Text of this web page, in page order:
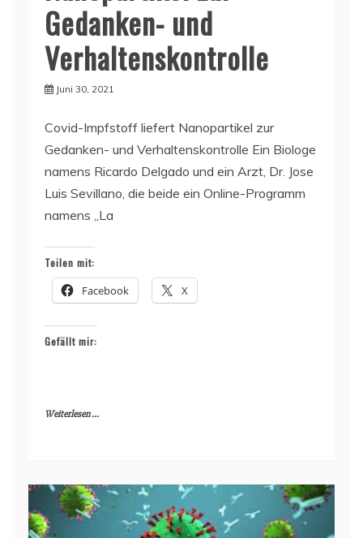
Gedanken- und
Verhaltenskontrolle
Juni 30, 2021
Covid-Impfstoff liefert Nanopartikel zur
Gedanken- und Verhaltenskontrolle Ein Biologe
namens Ricardo Delgado und ein Arzt, Dr. Jose
Luis Sevillano, die beide ein Online-Programm
namens „La
Teilen mit:
Facebook X
Gefällt mir:
Weiterlesen ...